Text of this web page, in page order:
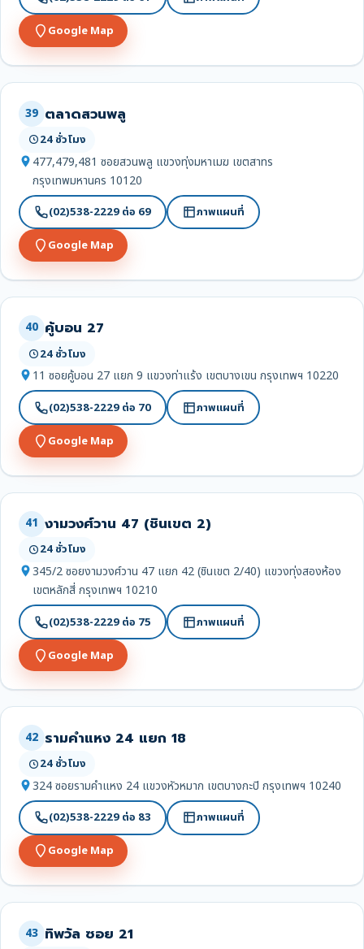
Google Map
39 ตลาดสวนพลู
24 ชั่วโมง
477,479,481 ซอยสวนพลู แขวงทุ่งมหาเมฆ เขตสาทร
กรุงเทพมหานคร 10120
(02)538-2229 ต่อ 69 ภาพแผนที่
Google Map
40 คู้บอน 27
24 ชั่วโมง
11 ซอยคู้บอน 27 แยก 9 แขวงท่าแร้ง เขตบางเขน กรุงเทพฯ 10220
(02)538-2229 ต่อ 70 ภาพแผนที่
Google Map
41 งามวงศ์วาน 47 (ชินเขต 2)
24 ชั่วโมง
345/2 ซอยงามวงศ์วาน 47 แยก 42 (ชินเขต 2/40) แขวงทุ่งสองห้อง
เขตหลักสี่ กรุงเทพฯ 10210
(02)538-2229 ต่อ 75 ภาพแผนที่
Google Map
42 รามคำแหง 24 แยก 18
24 ชั่วโมง
324 ซอยรามคำแหง 24 แขวงหัวหมาก เขตบางกะปิ กรุงเทพฯ 10240
(02)538-2229 ต่อ 83 ภาพแผนที่
Google Map
43 ทิพวัล ซอย 21